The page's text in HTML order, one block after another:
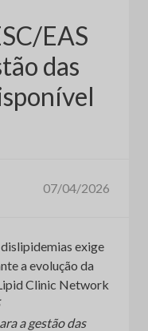
EAS
das
07/04/2026
exige
a evolução da
Clinic Network
a gestão das